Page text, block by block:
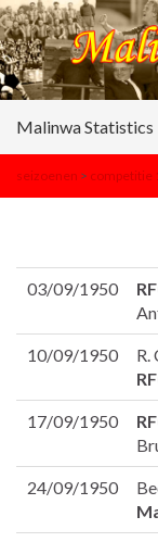
Malinwa Statistics
seizoenen > competitie
03/09/1950
10/09/1950
R.
17/09/1950
24/09/1950